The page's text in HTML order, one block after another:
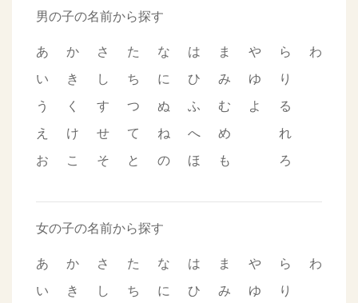
男の子の名前から探す
あ
い
う
え
お
か
き
く
け
こ
さ
し
す
せ
そ
た
ち
つ
て
と
な
に
ぬ
ね
の
は
ひ
ふ
へ
ほ
ま
み
む
め
も
や
ゆ
よ
ら
り
る
れ
ろ
わ
女の子の名前から探す
あ
い
か
き
さ
し
た
ち
な
に
は
ひ
ま
み
や
ゆ
ら
り
わ